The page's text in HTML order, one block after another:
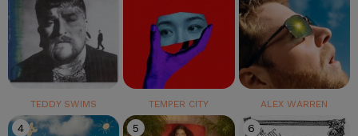
TEDDY SWIMS TEMPER CITY ALEX WARREN
4 5 6